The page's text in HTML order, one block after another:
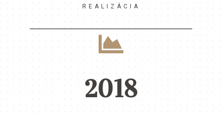
REALIZÁCIA
2018